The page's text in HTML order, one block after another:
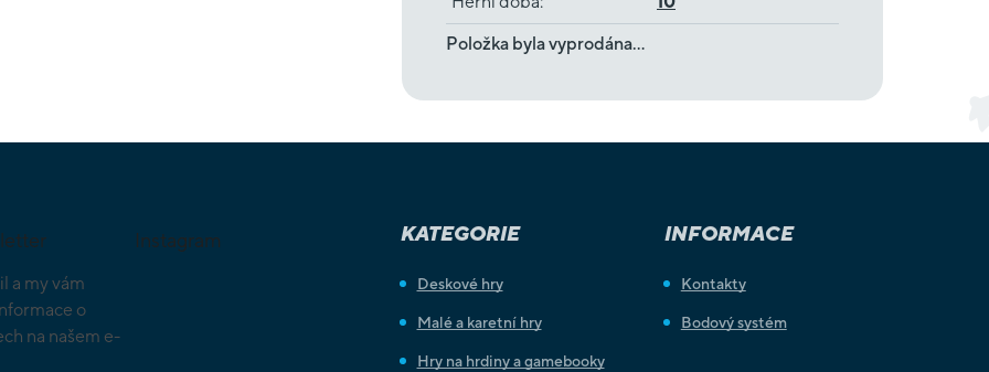
Položka byla vyprodána…
a my vám
o
na našem e-
Instagram KATEGORIE
Deskové hry
Malé a karetní hry
Hry na hrdiny a gamebooky
INFORMACE
Kontakty
Bodový systém